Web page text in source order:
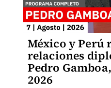
México y Perú
relaciones
Pedro
2026